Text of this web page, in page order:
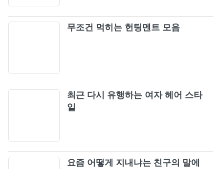
무조건 먹히는 헌팅멘트 모음
최근 다시 유행하는 여자 헤어 스타
일
요즘 어떻게 지내냐는 친구의 말에